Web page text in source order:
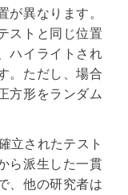
異なります。
ストと同じ位置
ハイライトされ
。ただし、場合
方形をランダム
立されたテスト
ら派生した一貫
、他の研究者は